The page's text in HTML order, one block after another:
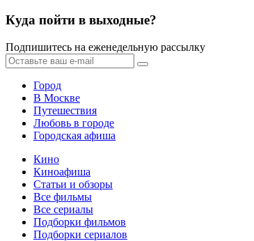
Куда пойти в выходные?
Подпишитесь на еженедельную рассылку
Город
В Москве
Путешествия
Любовь в городе
Городская афиша
Кино
Киноафиша
Статьи и обзоры
Все фильмы
Все сериалы
Подборки фильмов
Подборки сериалов